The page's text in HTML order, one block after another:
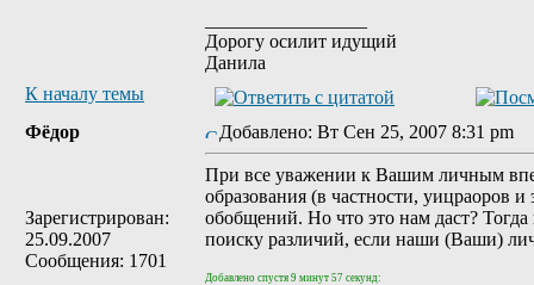
Дорогу осилит идущий
Данила
К началу темы
Фёдор
Зарегистрирован:
25.09.2007
Сообщения: 1701
Добавлено: Вт Сен 25, 2007 8:31 pm
При все уважении к Вашим личным
образования (в частности, уицраоров
обобщений. Но что это нам даст? Тогда
поиску различий, если наши (Ваши)
Добавлено спустя 9 минут 57 секунд: